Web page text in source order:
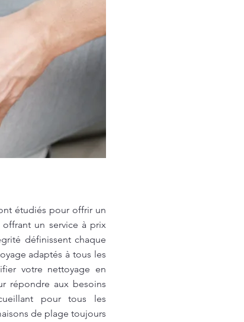
étudiés pour offrir un
un service à prix
définissent chaque
adaptés à tous les
votre nettoyage en
répondre aux besoins
pour tous les
de plage toujours